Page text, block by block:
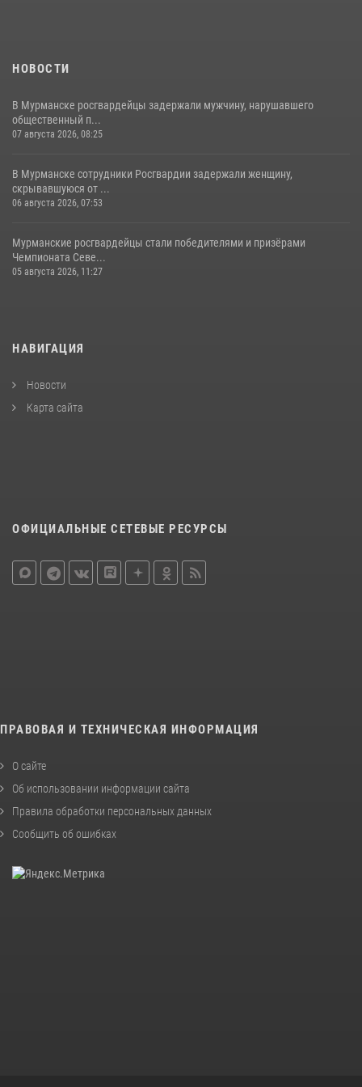
НОВОСТИ
В Мурманске росгвардейцы задержали мужчину, нарушавшего
общественный п...
07 августа 2026, 08:25
В Мурманске сотрудники Росгвардии задержали женщину,
скрывавшуюся от ...
06 августа 2026, 07:53
Мурманские росгвардейцы стали победителями и призёрами
Чемпионата Севе...
05 августа 2026, 11:27
НАВИГАЦИЯ
Новости
Карта сайта
ОФИЦИАЛЬНЫЕ СЕТЕВЫЕ РЕСУРСЫ
ПРАВОВАЯ И ТЕХНИЧЕСКАЯ ИНФОРМАЦИЯ
О сайте
Об использовании информации сайта
Правила обработки персональных данных
Сообщить об ошибках